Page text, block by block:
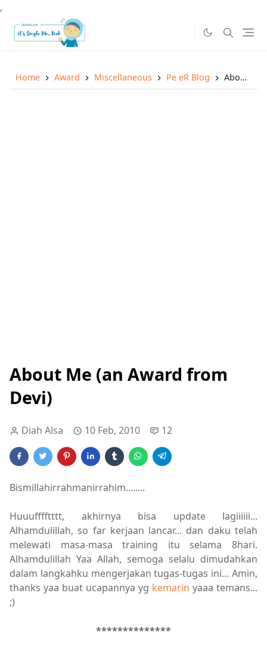
,
Home Award Miscellaneous Pe eR Blog About Me (an Award from Devi)
About Me (an Award from
Devi)
Diah Alsa 10 Feb, 2010 12
Bismillahirrahmanirrahim........
Huuufffftttt, akhirnya bisa update lagiiiiii...
Alhamdulillah, so far kerjaan lancar... dan daku telah
melewati masa-masa training itu selama 8hari.
Alhamdulillah Yaa Allah, semoga selalu dimudahkan
dalam langkahku mengerjakan tugas-tugas ini... Amin,
thanks yaa buat ucapannya yg kemarin yaaa temans...
;)
**************